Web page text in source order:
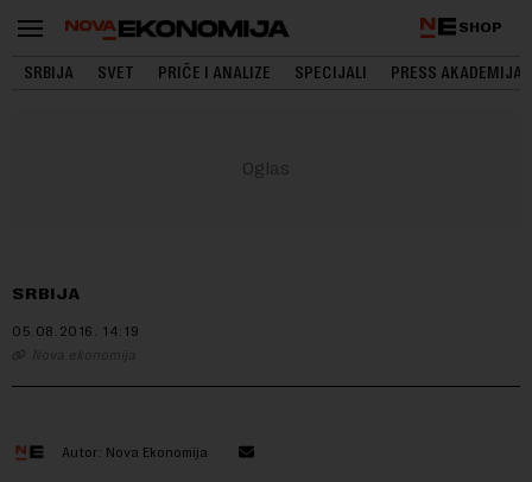
SHOP
SRBIJA SVET PRIČE I ANALIZE SPECIJALI PRESS AKADEMIJA
SRBIJA
05.08.2016. 14:19
Nova ekonomija
Autor: Nova Ekonomija